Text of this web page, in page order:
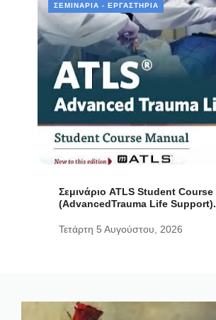
ΣΕΜΙΝΆΡΙΑ - ΕΡΓΑΣΤΉΡΙΑ
Σεμινάριο ATLS Student Course
(AdvancedTrauma Life Support).
Τετάρτη 5 Αυγούστου, 2026